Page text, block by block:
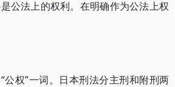
公法上的权利。在明确作为公法上权
权”一词。日本刑法分主刑和附刑两